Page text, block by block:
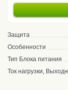
Защита
Особенности
Тип Блока питания
Ток нагрузки,